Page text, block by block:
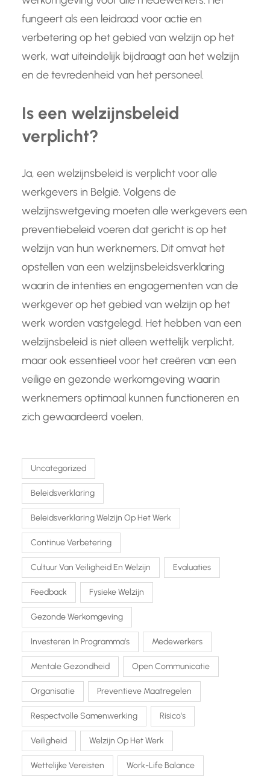
fungeert als een leidraad voor actie en
verbetering op het gebied van welzijn op het
werk, wat uiteindelijk bijdraagt aan het welzijn
en de tevredenheid van het personeel.
Is een welzijnsbeleid
verplicht?
Ja, een welzijnsbeleid is verplicht voor alle
werkgevers in België. Volgens de
welzijnswetgeving moeten alle werkgevers een
preventiebeleid voeren dat gericht is op het
welzijn van hun werknemers. Dit omvat het
opstellen van een welzijnsbeleidsverklaring
waarin de intenties en engagementen van de
werkgever op het gebied van welzijn op het
werk worden vastgelegd. Het hebben van een
welzijnsbeleid is niet alleen wettelijk verplicht,
maar ook essentieel voor het creëren van een
veilige en gezonde werkomgeving waarin
werknemers optimaal kunnen functioneren en
zich gewaardeerd voelen.
Uncategorized
Beleidsverklaring
Beleidsverklaring Welzijn Op Het Werk
Continue Verbetering
Cultuur Van Veiligheid En Welzijn Evaluaties
Feedback Fysieke Welzijn
Gezonde Werkomgeving
Investeren In Programma’s Medewerkers
Mentale Gezondheid Open Communicatie
Organisatie Preventieve Maatregelen
Respectvolle Samenwerking Risico’s
Veiligheid Welzijn Op Het Werk
Wettelijke Vereisten Work-Life Balance